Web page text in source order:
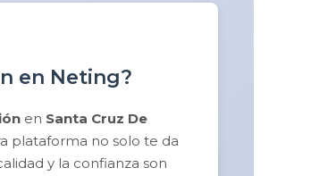
en Neting?
en Santa Cruz De
plataforma no solo te da
y la confianza son